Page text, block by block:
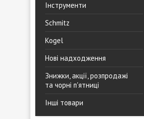
Інструменти
Schmitz
Kogel
Нові надходження
Знижки, акції, розпродажі
та чорні п'ятниці
Інші товари